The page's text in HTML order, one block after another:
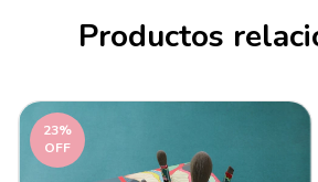
Productos
23%
OFF